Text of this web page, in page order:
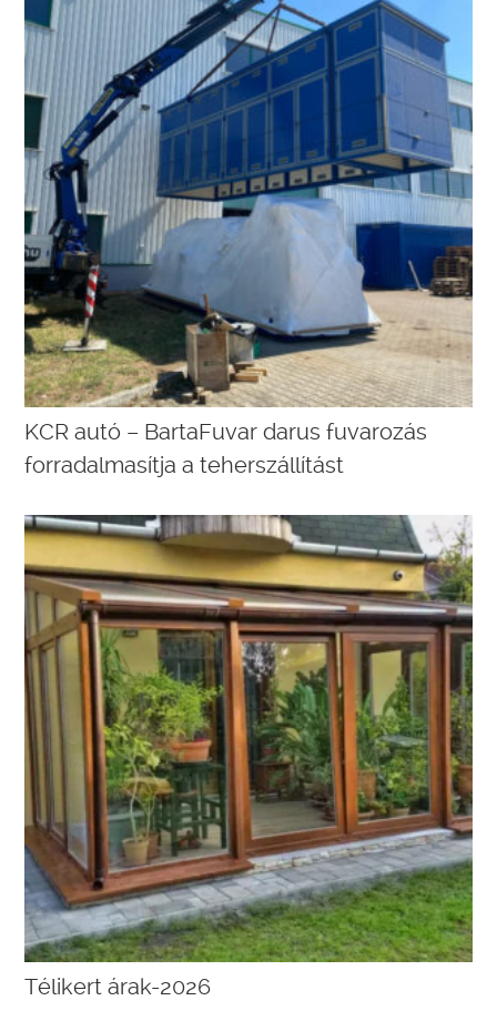
KCR autó – BartaFuvar darus fuvarozás
forradalmasítja a teherszállítást
Télikert árak-2026